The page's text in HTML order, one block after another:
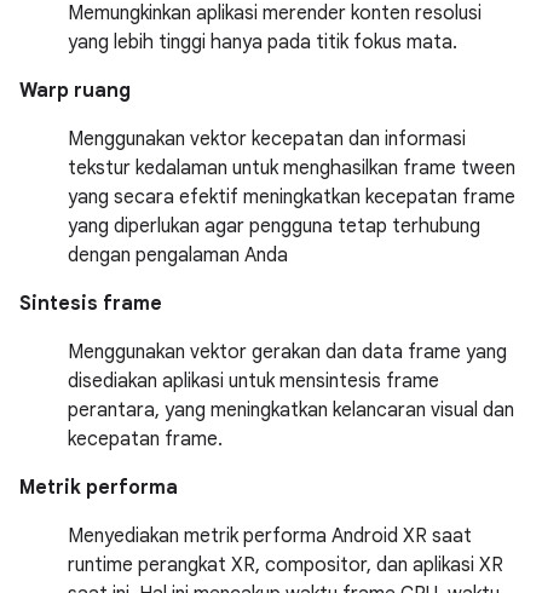
Memungkinkan aplikasi merender konten resolusi
yang lebih tinggi hanya pada titik fokus mata.
Warp ruang
Menggunakan vektor kecepatan dan informasi
tekstur kedalaman untuk menghasilkan frame tween
yang secara efektif meningkatkan kecepatan frame
yang diperlukan agar pengguna tetap terhubung
dengan pengalaman Anda
Sintesis frame
Menggunakan vektor gerakan dan data frame yang
disediakan aplikasi untuk mensintesis frame
perantara, yang meningkatkan kelancaran visual dan
kecepatan frame.
Metrik performa
Menyediakan metrik performa Android XR saat
runtime perangkat XR, compositor, dan aplikasi XR